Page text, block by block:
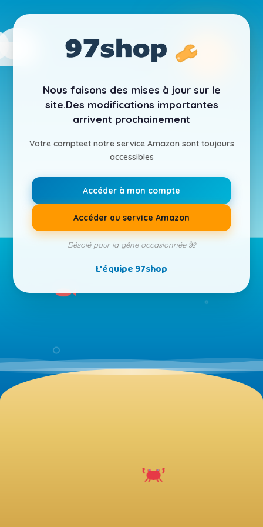
Nous faisons des mises à jour sur le
site.Des modifications importantes
arrivent prochainement
Votre compteet notre service Amazon sont toujours
accessibles
Accéder à mon compte
Accéder au service Amazon
Désolé pour la gêne occasionnée 🌺
L'équipe 97shop